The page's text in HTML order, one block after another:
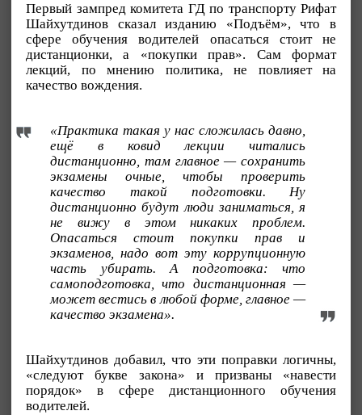
Первый зампред комитета ГД по транспорту Рифат
Шайхутдинов сказал изданию «Подъём», что в
сфере обучения водителей опасаться стоит не
дистанционки, а «покупки прав». Сам формат
лекций, по мнению политика, не повлияет на
качество вождения.
«Практика такая у нас сложилась давно,
ещё в ковид лекции читались
дистанционно, там главное — сохранить
экзамены очные, чтобы проверить
качество такой подготовки. Ну
дистанционно будут люди заниматься, я
не вижу в этом никаких проблем.
Опасаться стоит покупки прав и
экзаменов, надо вот эту коррупционную
часть убирать. А подготовка: что
самоподготовка, что дистанционная —
может вестись в любой форме, главное —
качество экзамена».
Шайхутдинов добавил, что эти поправки логичны,
«следуют букве закона» и призваны «навести
порядок» в сфере дистанционного обучения
водителей.